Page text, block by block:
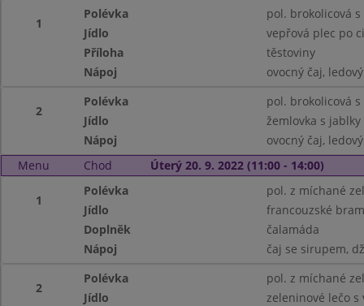
1
Polévka
pol. brokolicová s
Jídlo
vepřová plec po
Příloha
těstoviny
Nápoj
ovocný čaj,
2
Polévka
pol. brokolicová s
Jídlo
žemlovka s
Nápoj
ovocný čaj,
Menu
Chod Úterý 20. 9. 2022 (11:00 - 14:00)
1
Polévka
pol. z míchané
Jídlo
francouzské
Doplněk
čalamáda
Nápoj
čaj se sirupem,
2
Polévka
pol. z míchané
Jídlo
zeleninové lečo s